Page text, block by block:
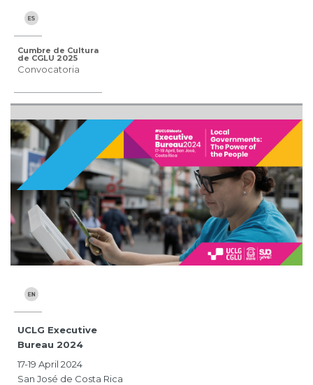
Cumbre de Cultura
de CGLU 2025
Convocatoria
UCLG Executive
Bureau 2024
17-19 April 2024
San José de Costa Rica